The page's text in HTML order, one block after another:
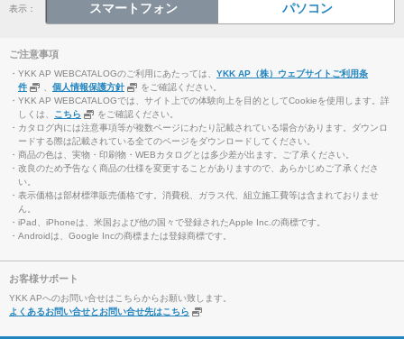
表示： スマートフォン パソコン
ご注意事項
・YKK AP WEBCATALOGのご利用にあたっては、 YKK AP（株）ウェブサイトご利用条
件
個人情報保護方針
をご確認ください。
・YKK AP WEBCATALOGでは、サイト上での体験向上を目的としてCookieを使用します。詳
しくは、 こちら
をご確認ください。
・カタログ内には注意事項等が複数ページにわたり記載されている場合があります。ダウンロ
ードする際は記載されている全てのページをダウンロードしてください。
・商品の色は、実物・印刷物・WEBカタログとは多少差が出ます。ご了承ください。
・改良のため予告なく商品の仕様を変更することがありますので、あらかじめご了承くださ
い。
・表示価格は部材標準販売価格です。消費税、ガラス代、組立施工費等は含まれておりませ
ん。
・iPad、iPhoneは、米国および他の国々で登録されたApple Inc.の商標です。
・Androidは、Google Incの商標または登録商標です。
お客様サポート
YKK APへのお問い合せはこちらからお願い致します。
よくあるお問い合せとお問い合せ先はこちら